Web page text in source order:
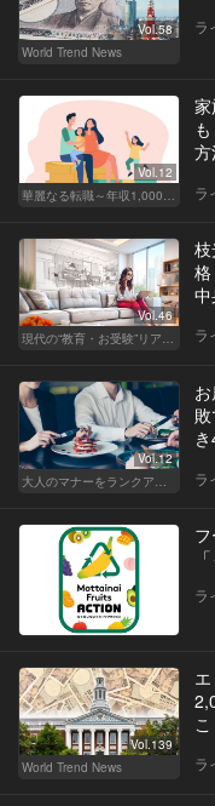
Vol.58
World Trend News
ラ
Vol.12
華麗なる転職～年収1,000万超の道～
家
ラ
Vol.46
現代の“教育・お受験”リアルドキュメント
中
ラ
Vol.12
大人のマナーをランクアップせよ
ラ
ラ
Vol.139
World Trend News
こ
ラ